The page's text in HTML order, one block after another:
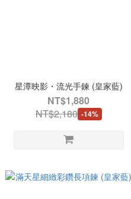
星潭映影・流光手鍊 (皇家藍)
NT$1,880
NT$2,180 -14%